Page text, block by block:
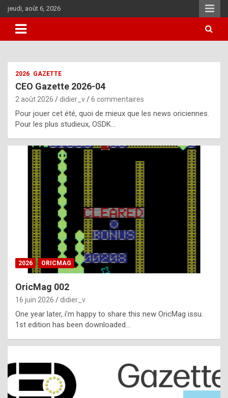
Aller
au
contenu
jeudi, août 6, 2026
i
u
l
y
d
i
ff
i
l
t
t
s
2026 GAZETTE
CEO Gazette 2026-04
2 août 2026 didier_v 6 commentaires
Pour jouer cet été, quoi de mieux que les news oriciennes.
Pour les plus studieux, OSDK…
2026 ORICMAG
OricMag 002
16 juin 2026 didier_v
One year later, i’m happy to share this new OricMag issu.
1st edition has been downloaded…